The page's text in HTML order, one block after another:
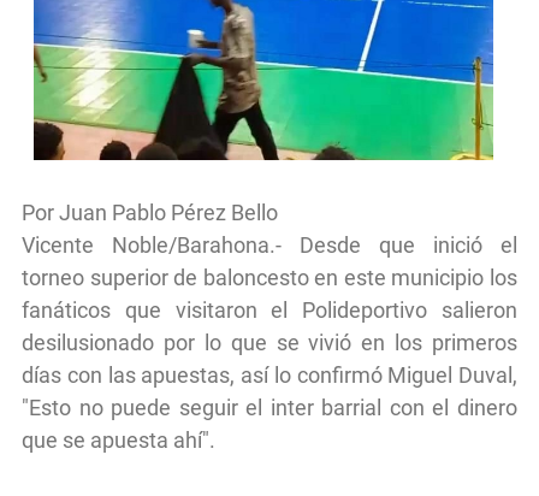
Por Juan Pablo Pérez Bello
Vicente Noble/Barahona.- Desde que inició el
torneo superior de baloncesto en este municipio los
fanáticos que visitaron el Polideportivo salieron
desilusionado por lo que se vivió en los primeros
días con las apuestas, así lo confirmó Miguel Duval,
"Esto no puede seguir el inter barrial con el dinero
que se apuesta ahí".